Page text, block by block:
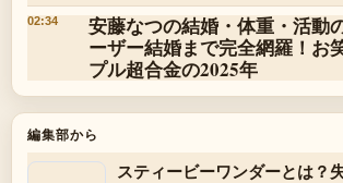
02:34
安藤なつの結婚・体重・活動
ーザー結婚まで完全網羅！お
プル超合金の2025年
編集部から
スティービーワンダーとは？